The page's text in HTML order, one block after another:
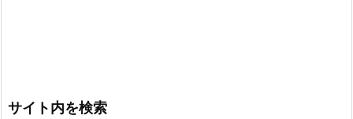
サイト内を検索